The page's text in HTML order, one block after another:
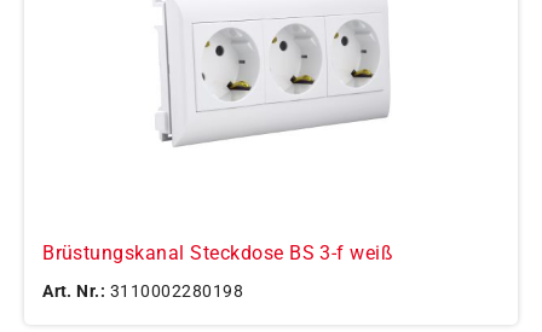
Brüstungskanal Steckdose BS 3-f weiß
Art. Nr.: 3110002280198